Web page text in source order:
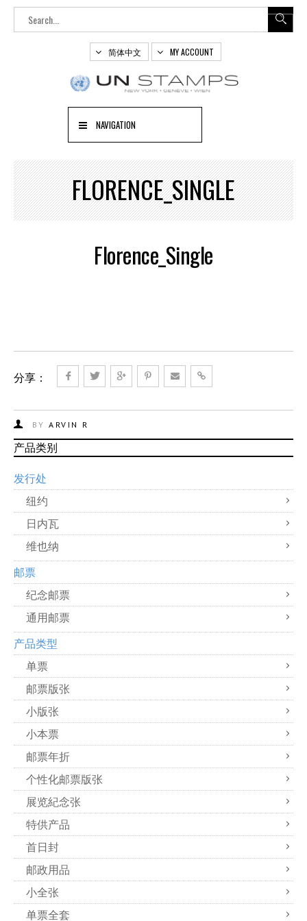
简体中文 MY ACCOUNT
NAVIGATION
FLORENCE_SINGLE
Florence_Single
分享：
BY ARVIN R
产品类别
发行处
纽约
日内瓦
维也纳
邮票
纪念邮票
通用邮票
产品类型
单票
邮票版张
小版张
小本票
邮票年折
个性化邮票版张
展览紀念张
特供产品
首日封
邮政用品
小全张
单票全套